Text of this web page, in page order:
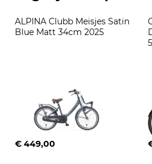
ALPINA Clubb Meisjes Satin
Blue Matt 34cm 2025
€ 449,00